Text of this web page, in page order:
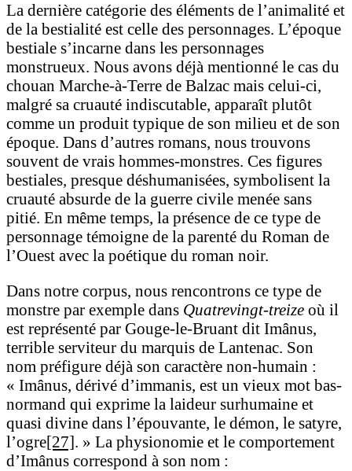
La dernière catégorie des éléments de l’animalité et
de la bestialité est celle des personnages. L’époque
bestiale s’incarne dans les personnages
monstrueux. Nous avons déjà mentionné le cas du
chouan Marche-à-Terre de Balzac mais celui-ci,
malgré sa cruauté indiscutable, apparaît plutôt
comme un produit typique de son milieu et de son
époque. Dans d’autres romans, nous trouvons
souvent de vrais hommes-monstres. Ces figures
bestiales, presque déshumanisées, symbolisent la
cruauté absurde de la guerre civile menée sans
pitié. En même temps, la présence de ce type de
personnage témoigne de la parenté du Roman de
l’Ouest avec la poétique du roman noir.
Dans notre corpus, nous rencontrons ce type de
monstre par exemple dans Quatrevingt-treize où il
est représenté par Gouge-le-Bruant dit Imânus,
terrible serviteur du marquis de Lantenac. Son
nom préfigure déjà son caractère non-humain :
« Imânus, dérivé d’immanis, est un vieux mot bas-
normand qui exprime la laideur surhumaine et
quasi divine dans l’épouvante, le démon, le satyre,
l’ogre[27]. » La physionomie et le comportement
d’Imânus correspond à son nom :